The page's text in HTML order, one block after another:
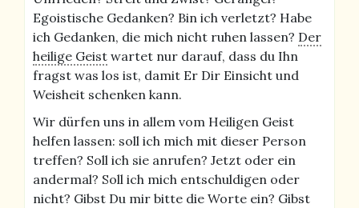
Egoistische Gedanken? Bin ich verletzt? Habe
ich Gedanken, die mich nicht ruhen lassen? Der
heilige Geist wartet nur darauf, dass du Ihn
fragst was los ist, damit Er Dir Einsicht und
Weisheit schenken kann.
Wir dürfen uns in allem vom Heiligen Geist
helfen lassen: soll ich mich mit dieser Person
treffen? Soll ich sie anrufen? Jetzt oder ein
andermal? Soll ich mich entschuldigen oder
nicht? Gibst Du mir bitte die Worte ein? Gibst